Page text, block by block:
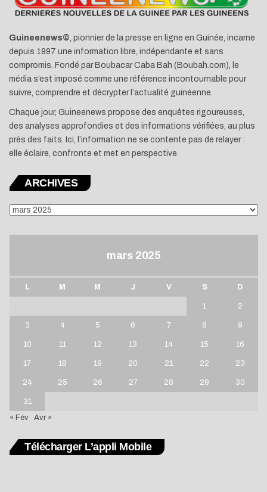
Guineenews©, pionnier de la presse en ligne en Guinée, incarne
depuis 1997 une information libre, indépendante et sans
compromis. Fondé par Boubacar Caba Bah (Boubah.com), le
média s’est imposé comme une référence incontournable pour
suivre, comprendre et décrypter l’actualité guinéenne.
Chaque jour, Guineenews propose des enquêtes rigoureuses,
des analyses approfondies et des informations vérifiées, au plus
près des faits. Ici, l’information ne se contente pas de relayer :
elle éclaire, confronte et met en perspective.
ARCHIVES
ARCHIVES
mars 2025
L M M J V S D
1 2
3 4 5 6 7 8 9
10 11 12 13 14 15 16
17 18 19 20 21 22 23
24 25 26 27 28 29 30
31
« Fév
Avr »
Télécharger L’appli Mobile